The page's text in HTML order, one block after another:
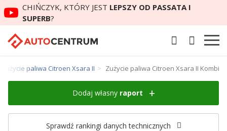
CHIŃCZYK, KTÓRY JEST LEPSZY OD PASSATA I
SUPERB?
Zużycie paliwa Citroen Xsara II Zużycie paliwa Citroen Xsara II Kombi
Dodaj własny raport
Sprawdź rankingi danych technicznych